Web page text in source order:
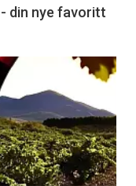
din nye favoritt